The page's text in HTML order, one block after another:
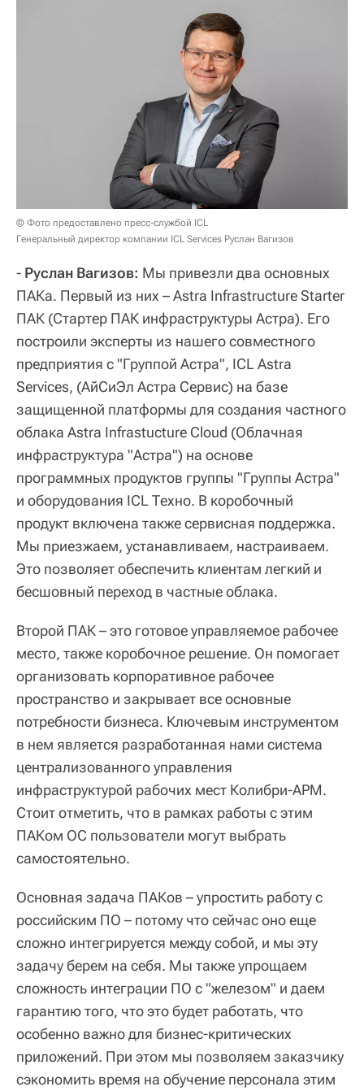
© Фото предоставлено пресс-службой ICL
Генеральный директор компании ICL Services Руслан Вагизов
- Руслан Вагизов: Мы привезли два основных
ПАКа. Первый из них – Astra Infrastructure Starter
ПАК (Стартер ПАК инфраструктуры Астра). Его
построили эксперты из нашего совместного
предприятия с "Группой Астра", ICL Astra
Services, (АйСиЭл Астра Сервис) на базе
защищенной платформы для создания частного
облака Astra Infrastucture Cloud (Облачная
инфраструктура "Астра") на основе
программных продуктов группы "Группы Астра"
и оборудования ICL Техно. В коробочный
продукт включена также сервисная поддержка.
Мы приезжаем, устанавливаем, настраиваем.
Это позволяет обеспечить клиентам легкий и
бесшовный переход в частные облака.
Второй ПАК – это готовое управляемое рабочее
место, также коробочное решение. Он помогает
организовать корпоративное рабочее
пространство и закрывает все основные
потребности бизнеса. Ключевым инструментом
в нем является разработанная нами система
централизованного управления
инфраструктурой рабочих мест Колибри-АРМ.
Стоит отметить, что в рамках работы с этим
ПАКом ОС пользователи могут выбрать
самостоятельно.
Основная задача ПАКов – упростить работу с
российским ПО – потому что сейчас оно еще
сложно интегрируется между собой, и мы эту
задачу берем на себя. Мы также упрощаем
сложность интеграции ПО с "железом" и даем
гарантию того, что это будет работать, что
особенно важно для бизнес-критических
приложений. При этом мы позволяем заказчику
сэкономить время на обучение персонала этим